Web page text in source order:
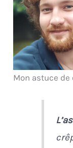
Mon astuce de